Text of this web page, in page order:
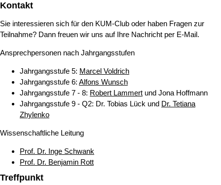
Kontakt
Sie interessieren sich für den KUM-Club oder haben Fragen zur
Teilnahme? Dann freuen wir uns auf Ihre Nachricht per E-Mail.
Ansprechpersonen nach Jahrgangsstufen
Jahrgangsstufe 5: Marcel Voldrich
Jahrgangsstufe 6: Alfons Wunsch
Jahrgangsstufe 7 - 8: Robert Lammert und Jona Hoffmann
Jahrgangsstufe 9 - Q2: Dr. Tobias Lück und Dr. Tetiana
Zhylenko
Wissenschaftliche Leitung
Prof. Dr. Inge Schwank
Prof. Dr. Benjamin Rott
Treffpunkt